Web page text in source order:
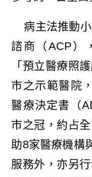
病主法推動小
諮商（ACP）
「預立醫療照
市之示範醫院
醫療決定書（
市之冠，約占
助8家醫療機構
服務外，亦另